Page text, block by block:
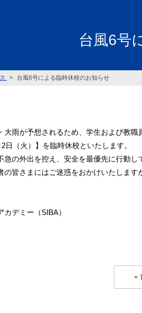
台風6号
台風6号による臨時休校のお知らせ
大雨が予想されるため、学生および教職
2日（火）】を臨時休校といたします。
急の外出を控え、安全を最優先に行動し
の皆さまにはご迷惑をおかけいたしま
デミー（SIBA）
«